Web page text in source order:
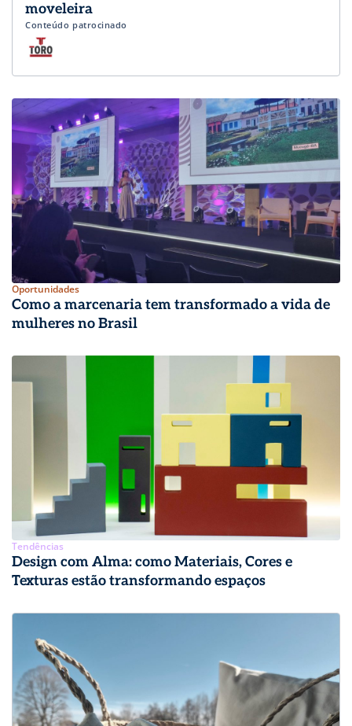
moveleira
Conteúdo patrocinado
Oportunidades
Como a marcenaria tem transformado a vida de
mulheres no Brasil
Tendências
Design com Alma: como Materiais, Cores e
Texturas estão transformando espaços